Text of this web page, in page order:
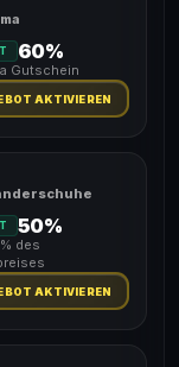
60%
Gutschein
AKTIVIEREN
50%
des
AKTIVIEREN